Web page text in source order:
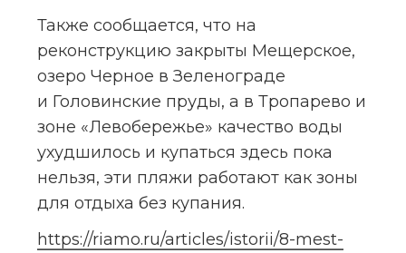
Также сообщается, что на
реконструкцию закрыты Мещерское,
озеро Черное в Зеленограде
и Головинские пруды, а в Тропарево и
зоне «Левобережье» качество воды
ухудшилось и купаться здесь пока
нельзя, эти пляжи работают как зоны
для отдыха без купания.
https://riamo.ru/articles/istorii/8-mest-